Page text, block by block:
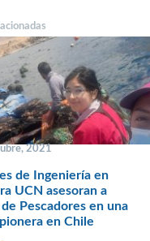
2021
de Ingeniería en
UCN asesoran a
Pescadores en una
en Chile